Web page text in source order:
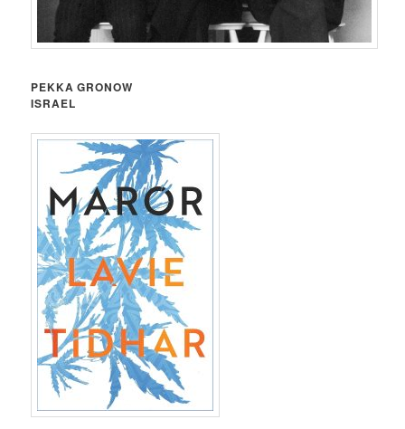
PEKKA GRONOW
ISRAEL